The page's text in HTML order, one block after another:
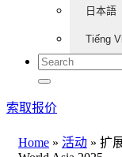
日本語
Tiếng
索取报价
Home » 活动 » 扩